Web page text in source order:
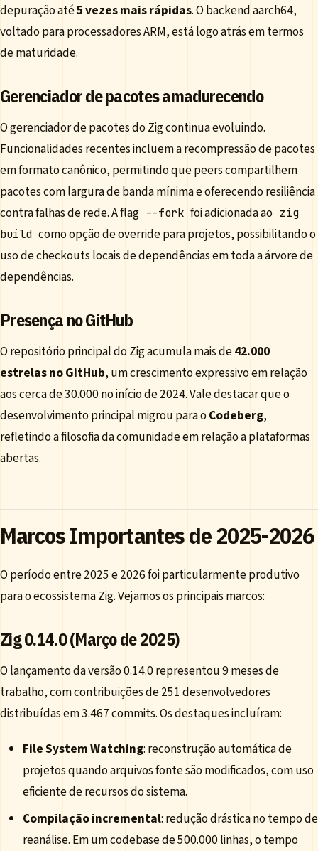
depuração até5 vezes mais rápidas. O backend aarch64,
voltado para processadores ARM, está logo atrás em termos
de maturidade.
Gerenciador de pacotes amadurecendo
O gerenciador de pacotes do Zig continua evoluindo.
Funcionalidades recentes incluem a recompressão de pacotes
em formato canônico, permitindo que peers compartilhem
pacotes com largura de banda mínima e oferecendo resiliência
contra falhas de rede. A flag --fork foi adicionada ao zig
build como opção de override para projetos, possibilitando o
uso de checkouts locais de dependências em toda a árvore de
dependências.
Presença no GitHub
O repositório principal do Zig acumula mais de42.000
estrelas no GitHub, um crescimento expressivo em relação
aos cerca de 30.000 no início de 2024. Vale destacar que o
desenvolvimento principal migrou para oCodeberg,
refletindo a filosofia da comunidade em relação a plataformas
abertas.
Marcos Importantes de 2025-2026
O período entre 2025 e 2026 foi particularmente produtivo
para o ecossistema Zig. Vejamos os principais marcos:
Zig 0.14.0 (Março de 2025)
O lançamento da versão 0.14.0 representou 9 meses de
trabalho, com contribuições de 251 desenvolvedores
distribuídas em 3.467 commits. Os destaques incluíram:
File System Watching: reconstrução automática de
projetos quando arquivos fonte são modificados, com uso
eficiente de recursos do sistema.
Compilação incremental: redução drástica no tempo de
reanálise. Em um codebase de 500.000 linhas, o tempo